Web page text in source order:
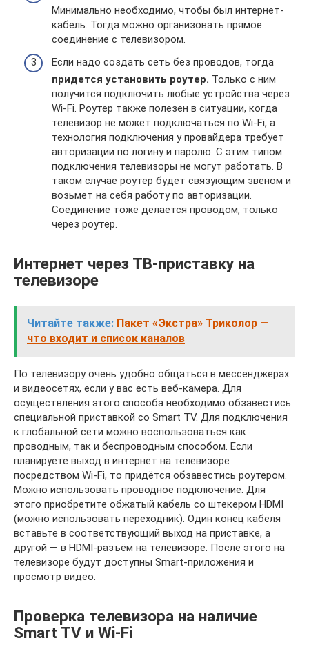
Минимально необходимо, чтобы был интернет-
кабель. Тогда можно организовать прямое
соединение с телевизором.
Если надо создать сеть без проводов, тогда
придется установить роутер. Только с ним
получится подключить любые устройства через
Wi-Fi. Роутер также полезен в ситуации, когда
телевизор не может подключаться по Wi-Fi, а
технология подключения у провайдера требует
авторизации по логину и паролю. С этим типом
подключения телевизоры не могут работать. В
таком случае роутер будет связующим звеном и
возьмет на себя работу по авторизации.
Соединение тоже делается проводом, только
через роутер.
Интернет через ТВ-приставку на
телевизоре
Читайте также: Пакет «Экстра» Триколор —
что входит и список каналов
По телевизору очень удобно общаться в мессенджерах
и видеосетях, если у вас есть веб-камера. Для
осуществления этого способа необходимо обзавестись
специальной приставкой со Smart TV. Для подключения
к глобальной сети можно воспользоваться как
проводным, так и беспроводным способом. Если
планируете выход в интернет на телевизоре
посредством Wi-Fi, то придётся обзавестись роутером.
Можно использовать проводное подключение. Для
этого приобретите обжатый кабель со штекером HDMI
(можно использовать переходник). Один конец кабеля
вставьте в соответствующий выход на приставке, а
другой — в HDMI-разъём на телевизоре. После этого на
телевизоре будут доступны Smart-приложения и
просмотр видео.
Проверка телевизора на наличие
Smart TV и Wi-Fi